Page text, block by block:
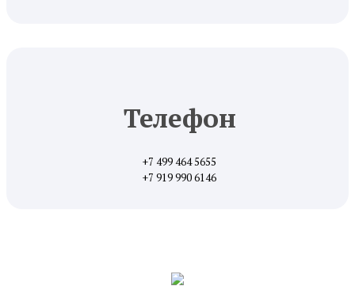
Телефон
+7 499 464 5655
+7 919 990 6146